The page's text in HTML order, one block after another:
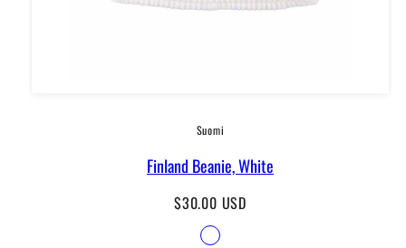
Suomi
Finland Beanie, White
Regular
$30.00 USD
Available
White